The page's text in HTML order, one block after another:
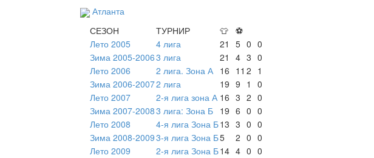
Атланта
СЕЗОН
ТУРНИР 👕 ⚽
Лето 2005
4 лига 21 5 0 0
Зима 2005-20063 лига 21 4 3 0
Лето 2006
2 лига. Зона А 16 11 2 1
Зима 2006-20072 лига 19 9 1
0
Лето 2007
2-я лига зона А 16 3 2 0
Зима 2007-20083 лига: Зона Б 19 6 0 0
Лето 2008
4-я лига Зона Б13 3 0 0
Зима 2008-20093-я лига Зона Б5 2 0 0
Лето 2009
2-я лига Зона Б14 4 0 0